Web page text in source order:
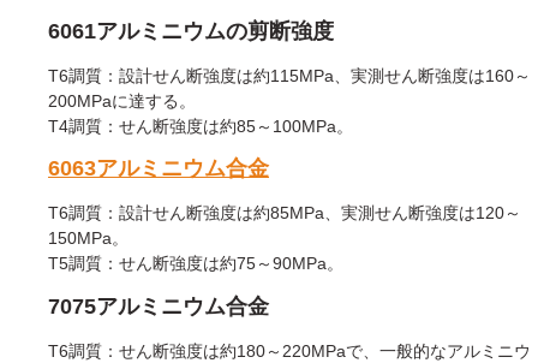
6061アルミニウムの剪断強度
T6調質：設計せん断強度は約115MPa、実測せん断強度は160～
200MPaに達する。
T4調質：せん断強度は約85～100MPa。
6063アルミニウム合金
T6調質：設計せん断強度は約85MPa、実測せん断強度は120～
150MPa。
T5調質：せん断強度は約75～90MPa。
7075アルミニウム合金
T6調質：せん断強度は約180～220MPaで、一般的なアルミニウ